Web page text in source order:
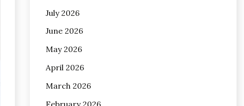
July 2026
June 2026
May 2026
April 2026
March 2026
February 2026